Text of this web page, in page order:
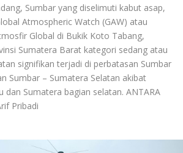
Sumbar yang diselimuti kabut asap,
Atmospheric Watch (GAW) atau
Global di Bukik Koto Tabang,
Sumatera Barat kategori sedang atau
signifikan terjadi di perbatasan Sumbar
Sumbar – Sumatera Selatan akibat
dan Sumatera bagian selatan. ANTARA
Pribadi